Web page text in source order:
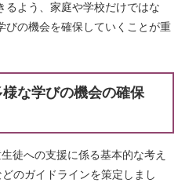
るよう、家庭や学校だけではな
びの機会を確保していくことが重
な学びの機会の確保
徒への支援に係る基本的な考え
のガイドラインを策定しまし